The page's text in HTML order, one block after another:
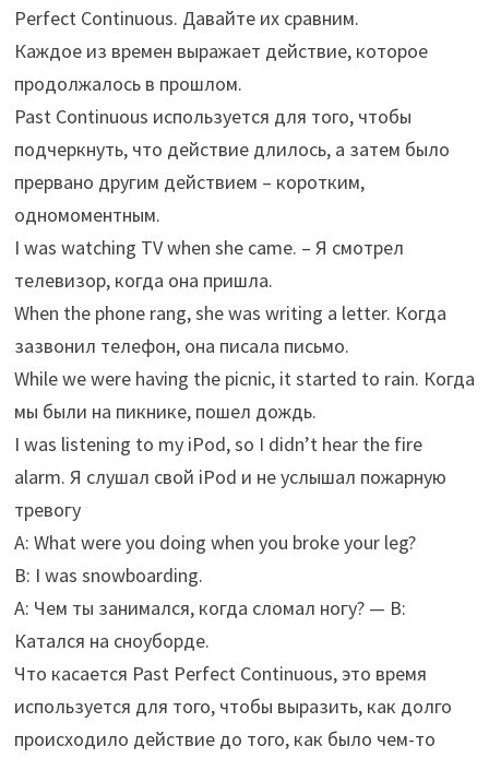
Perfect Continuous. Давайте их сравним.
Каждое из времен выражает действие, которое
продолжалось в прошлом.
Past Continuous используется для того, чтобы
подчеркнуть, что действие длилось, а затем было
прервано другим действием – коротким,
одномоментным.
I was watching TV when she came. – Я смотрел
телевизор, когда она пришла.
When the phone rang, she was writing a letter. Когда
зазвонил телефон, она писала письмо.
While we were having the picnic, it started to rain. Когда
мы были на пикнике, пошел дождь.
I was listening to my iPod, so I didn’t hear the fire
alarm. Я слушал свой iPod и не услышал пожарную
тревогу
A: What were you doing when you broke your leg?
B: I was snowboarding.
A: Чем ты занимался, когда сломал ногу? — B:
Катался на сноуборде.
Что касается Past Perfect Continuous, это время
используется для того, чтобы выразить, как долго
происходило действие до того, как было чем-то